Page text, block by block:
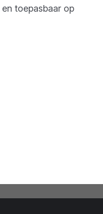
toepasbaar op